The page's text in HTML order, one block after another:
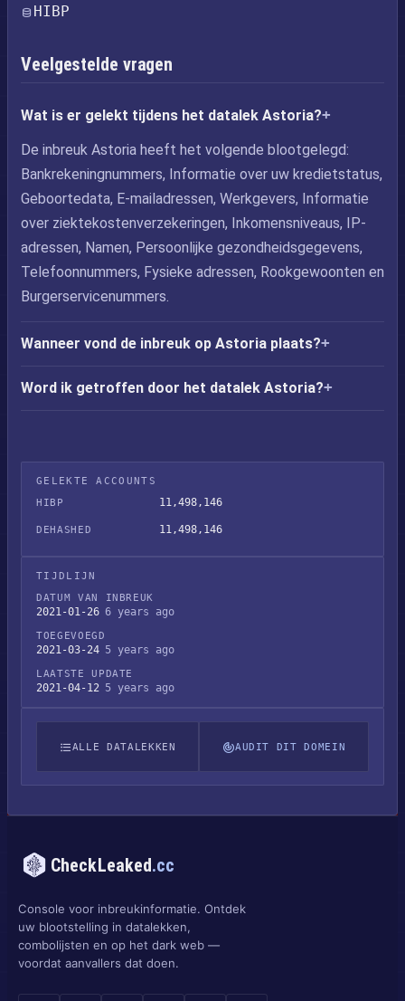
HIBP
Veelgestelde vragen
Wat is er gelekt tijdens het datalek Astoria?
De inbreuk Astoria heeft het volgende blootgelegd:
Bankrekeningnummers, Informatie over uw kredietstatus,
Geboortedata, E-mailadressen, Werkgevers, Informatie
over ziektekostenverzekeringen, Inkomensniveaus, IP-
adressen, Namen, Persoonlijke gezondheidsgegevens,
Telefoonnummers, Fysieke adressen, Rookgewoonten en
Burgerservicenummers.
Wanneer vond de inbreuk op Astoria plaats?
Word ik getroffen door het datalek Astoria?
GELEKTE ACCOUNTS
HIBP
11,498,146
DEHASHED 11,498,146
TIJDLIJN
DATUM VAN INBREUK
2021-01-26 6 years ago
TOEGEVOEGD
2021-03-24 5 years ago
LAATSTE UPDATE
2021-04-12 5 years ago
ALLE DATALEKKEN AUDIT DIT DOMEIN
CheckLeaked.cc
Console voor inbreukinformatie. Ontdek
uw blootstelling in datalekken,
combolijsten en op het dark web —
voordat aanvallers dat doen.